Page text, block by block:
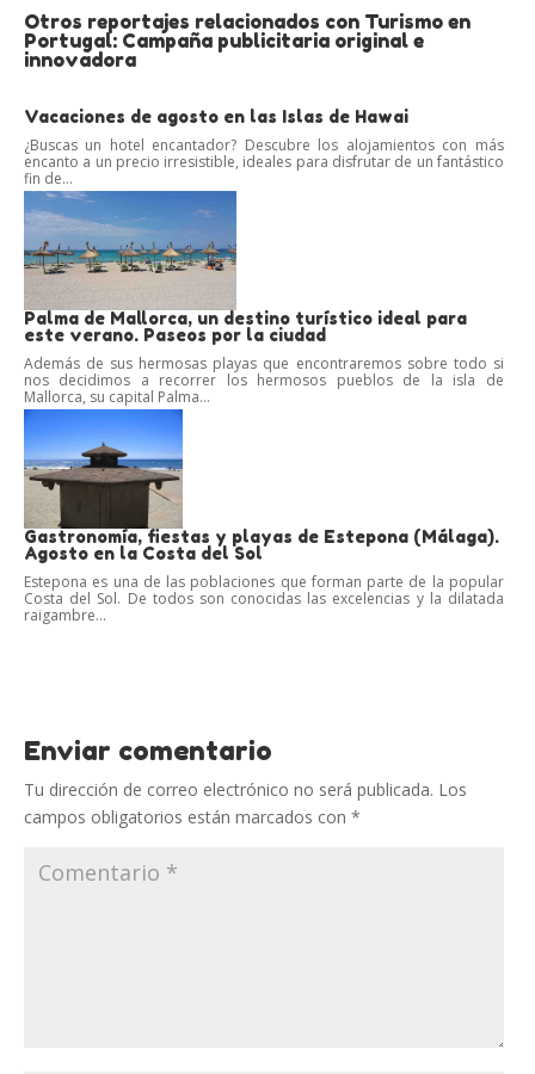
Otros reportajes relacionados con Turismo en
Portugal: Campaña publicitaria original e
innovadora
Vacaciones de agosto en las Islas de Hawai
¿Buscas un hotel encantador? Descubre los alojamientos con más
encanto a un precio irresistible, ideales para disfrutar de un fantástico
fin de...
Palma de Mallorca, un destino turístico ideal para
este verano. Paseos por la ciudad
Además de sus hermosas playas que encontraremos sobre todo si
nos decidimos a recorrer los hermosos pueblos de la isla de
Mallorca, su capital Palma...
Gastronomía, fiestas y playas de Estepona (Málaga).
Agosto en la Costa del Sol
Estepona es una de las poblaciones que forman parte de la popular
Costa del Sol. De todos son conocidas las excelencias y la dilatada
raigambre...
Enviar comentario
Tu dirección de correo electrónico no será publicada. Los
campos obligatorios están marcados con *